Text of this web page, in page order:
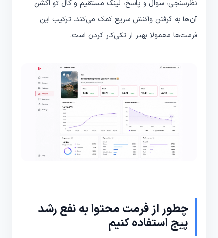
نظرسنجی، سوال و پاسخ، لینک مستقیم و کال تو اکشن
آن‌ها به گرفتن واکنش سریع کمک می‌کند. ترکیب این
فرمت‌ها معمولا بهتر از تکی‌کار کردن است.
چطور از فرمت محتوا به نفع رشد
پیج استفاده کنیم